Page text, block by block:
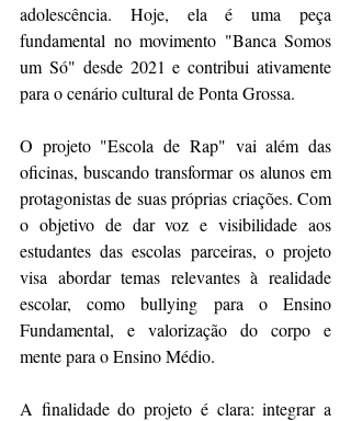
adolescência. Hoje, ela é uma peça
fundamental no movimento "Banca Somos
um Só" desde 2021 e contribui ativamente
para o cenário cultural de Ponta Grossa.
O projeto "Escola de Rap" vai além das
oficinas, buscando transformar os alunos em
protagonistas de suas próprias criações. Com
o objetivo de dar voz e visibilidade aos
estudantes das escolas parceiras, o projeto
visa abordar temas relevantes à realidade
escolar, como bullying para o Ensino
Fundamental, e valorização do corpo e
mente para o Ensino Médio.
A finalidade do projeto é clara: integrar a